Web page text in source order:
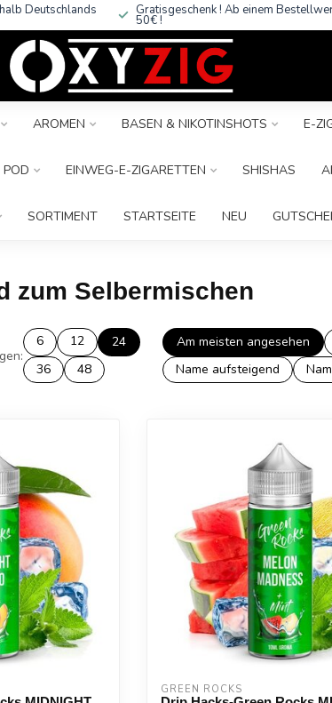
Deutschlands Gratisgeschenk ! Ab einem
50€ !
AROMEN BASEN & NIKOTINSHOTS E-
POD EINWEG-E-ZIGARETTEN SHISHAS
SORTIMENT STARTSEITE NEU
zum Selbermischen
6 12
24
36
48
Am meisten angesehen
Name aufsteigend
GREEN ROCKS